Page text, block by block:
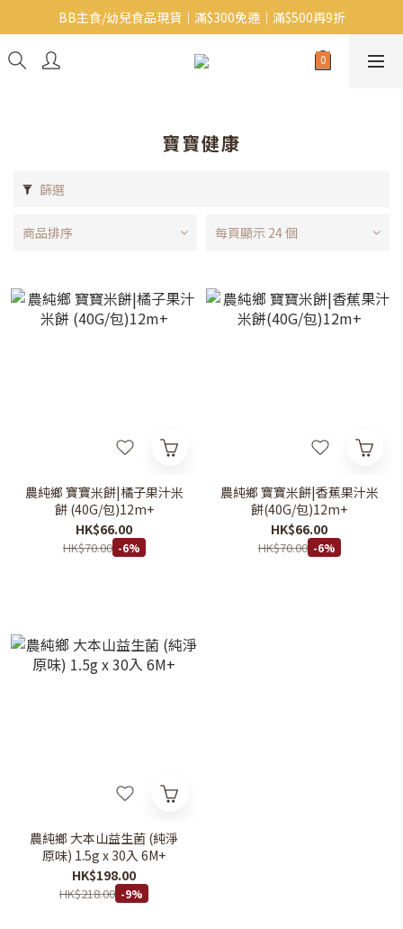
Baby J 意大利有機無麩質動物通粉 清貨平賣中!!
BB主食/幼兒食品現貨｜滿$300免運｜滿$500再9折
Baby J 有機蝴蝶麵熱賣中!
寶寶健康
篩選
商品排序 每頁顯示 24 個
農純鄉 寶寶米餅|橘子果汁米
餅 (40G/包)12m+
HK$66.00
HK$70.00 -6%
農純鄉 寶寶米餅|香蕉果汁米
餅(40G/包)12m+
HK$66.00
HK$70.00 -6%
農純鄉 大本山益生菌 (純淨
原味) 1.5g x 30入 6M+
HK$198.00
HK$218.00 -9%